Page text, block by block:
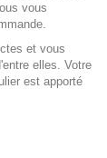
vous
et vous
elles. Votre
est apporté